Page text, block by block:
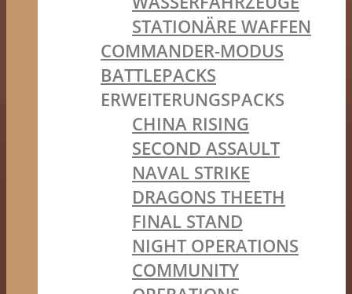
STATIONÄRE WAFFEN
COMMANDER-MODUS
BATTLEPACKS
ERWEITERUNGSPACKS
CHINA RISING
SECOND ASSAULT
NAVAL STRIKE
DRAGONS THEETH
FINAL STAND
NIGHT OPERATIONS
COMMUNITY